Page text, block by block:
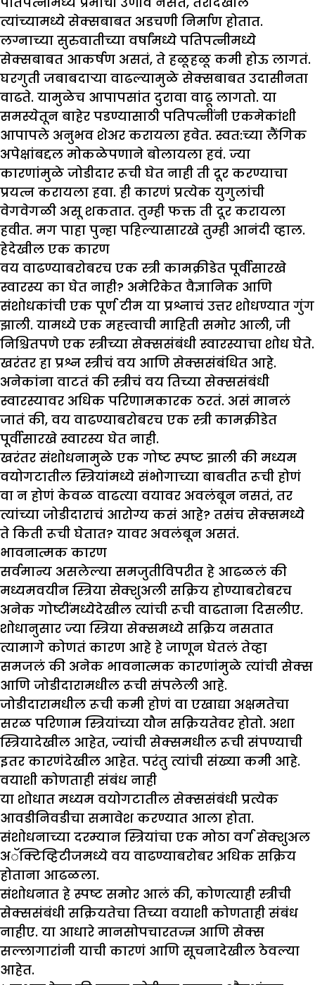
त्यांच्यामध्ये सेक्सबाबत अडचणी निर्माण होतात.
लग्नाच्या सुरुवातीच्या वर्षांमध्ये पतिपत्नीमध्ये
सेक्सबाबत आकर्षण असतं, ते हळूहळू कमी होऊ लागतं.
घरगुती जबाबदाऱ्या वाढल्यामुळे सेक्सबाबत उदासीनता
वाढते. यामुळेच आपापसांत दुरावा वाढू लागतो. या
समस्येतून बाहेर पडण्यासाठी पतिपत्नींनी एकमेकांशी
आपापले अनुभव शेअर करायला हवेत. स्वत:च्या लैंगिक
अपेक्षांबद्दल मोकळेपणाने बोलायला हवं. ज्या
कारणांमुळे जोडीदार रूची घेत नाही ती दूर करण्याचा
प्रयत्न करायला हवा. ही कारणं प्रत्येक युगुलांची
वेगवेगळी असू शकतात. तुम्ही फक्त ती दूर करायला
हवीत. मग पाहा पुन्हा पहिल्यासारखे तुम्ही आनंदी व्हाल.
हेदेखील एक कारण
वय वाढण्याबरोबरच एक स्त्री कामक्रीडेत पूर्वीसारखे
स्वारस्य का घेत नाही? अमेरिकेत वैज्ञानिक आणि
संशोधकांची एक पूर्ण टीम या प्रश्नाचं उत्तर शोधण्यात गुंग
झाली. यामध्ये एक महत्त्वाची माहिती समोर आली, जी
निश्चितपणे एक स्त्रीच्या सेक्ससंबंधी स्वारस्याचा शोध घेते.
खरंतर हा प्रश्न स्त्रीचं वय आणि सेक्ससंबंधित आहे.
अनेकांना वाटतं की स्त्रीचं वय तिच्या सेक्ससंबंधी
स्वारस्यावर अधिक परिणामकारक ठरतं. असं मानलं
जातं की, वय वाढण्याबरोबरच एक स्त्री कामक्रीडेत
पूर्वीसारखे स्वारस्य घेत नाही.
खरंतर संशोधनामुळे एक गोष्ट स्पष्ट झाली की मध्यम
वयोगटातील स्त्रियांमध्ये संभोगाच्या बाबतीत रूची होणं
वा न होणं केवळ वाढत्या वयावर अवलंबून नसतं, तर
त्यांच्या जोडीदाराचं आरोग्य कसं आहे? तसंच सेक्समध्ये
ते किती रूची घेतात? यावर अवलंबून असतं.
भावनात्मक कारण
सर्वमान्य असलेल्या समजुतीविपरीत हे आढळलं की
मध्यमवयीन स्त्रिया सेक्शुअली सक्रिय होण्याबरोबरच
अनेक गोष्टींमध्येदेखील त्यांची रूची वाढताना दिसलीए.
शोधानुसार ज्या स्त्रिया सेक्समध्ये सक्रिय नसतात
त्यामागे कोणतं कारण आहे हे जाणून घेतलं तेव्हा
समजलं की अनेक भावनात्मक कारणांमुळे त्यांची सेक्स
आणि जोडीदारामधील रूची संपलेली आहे.
जोडीदारामधील रूची कमी होणं वा एखाद्या अक्षमतेचा
सरळ परिणाम स्त्रियांच्या यौन सक्रियतेवर होतो. अशा
स्त्रियादेखील आहेत, ज्यांची सेक्समधील रूची संपण्याची
इतर कारणंदेखील आहेत. परंतु त्यांची संख्या कमी आहे.
वयाशी कोणताही संबंध नाही
या शोधात मध्यम वयोगटातील सेक्ससंबंधी प्रत्येक
आवडीनिवडीचा समावेश करण्यात आला होता.
संशोधनाच्या दरम्यान स्त्रियांचा एक मोठा वर्ग सेक्शुअल
अॅक्टिव्हिटीजमध्ये वय वाढण्याबरोबर अधिक सक्रिय
होताना आढळला.
संशोधनात हे स्पष्ट समोर आलं की, कोणत्याही स्त्रीची
सेक्ससंबंधी सक्रियतेचा तिच्या वयाशी कोणताही संबंध
नाहीए. या आधारे मानसोपचारतज्ज्ञ आणि सेक्स
सल्लागारांनी याची कारणं आणि सूचनादेखील ठेवल्या
आहेत.